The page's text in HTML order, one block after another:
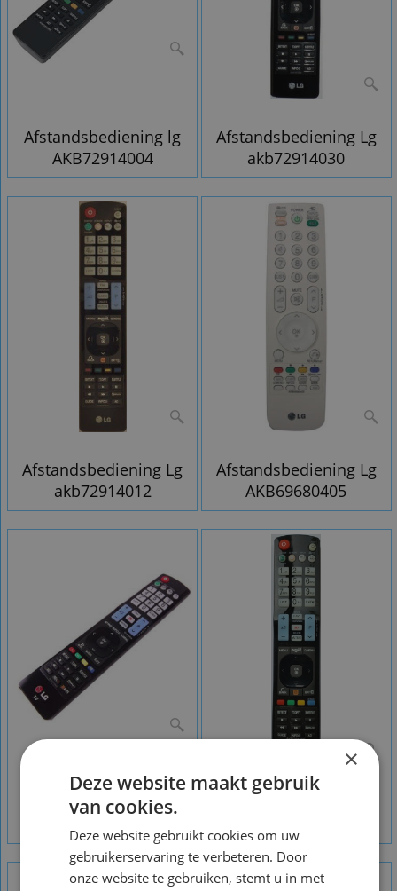
Afstandsbediening lg
AKB72914004
Afstandsbediening Lg
akb72914030
Afstandsbediening Lg
akb72914012
Afstandsbediening Lg
AKB69680405
Afstandsbediening LG
×
Deze website maakt gebruik
van cookies.
Deze website gebruikt cookies om uw
gebruikerservaring te verbeteren. Door
onze website te gebruiken, stemt u in met